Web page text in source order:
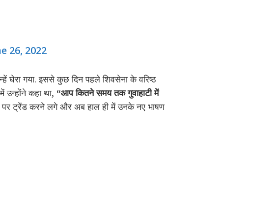
26, 2022
घेरा गया. इससे कुछ दिन पहले शिवसेना के वरिष्ठ
उन्होंने कहा था, “आप कितने समय तक गुवाहाटी में
पर ट्रेंड करने लगे और अब हाल ही में उनके नए भाषण